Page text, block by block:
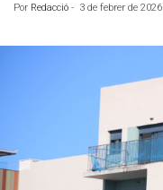
Por Redacció - 3 de febrer de 2026